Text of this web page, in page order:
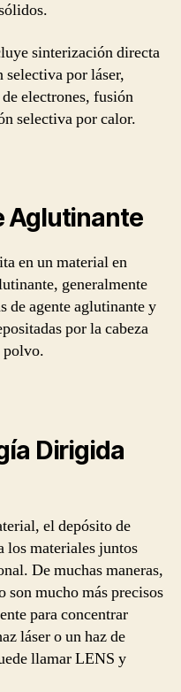
sinterización directa
por láser,
electrones, fusión
selectiva por calor.
Aglutinante
en un material en
generalmente
de agente aglutinante y
por la cabeza
polvo.
Dirigida
el depósito de
los materiales juntos
De muchas maneras,
son mucho más precisos
para concentrar
láser o un haz de
llamar LENS y